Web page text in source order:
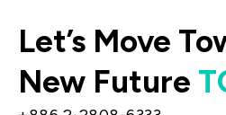
Let’s Move
New Future